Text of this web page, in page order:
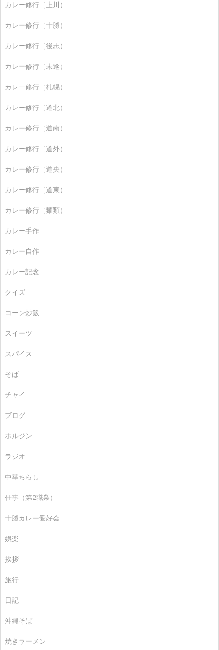
カレー修行（上川）
カレー修行（十勝）
カレー修行（後志）
カレー修行（未遂）
カレー修行（札幌）
カレー修行（道北）
カレー修行（道南）
カレー修行（道外）
カレー修行（道央）
カレー修行（道東）
カレー修行（麺類）
カレー手作
カレー自作
カレー記念
クイズ
コーン炒飯
スイーツ
スパイス
そば
チャイ
ブログ
ホルジン
ラジオ
中華ちらし
仕事（第2職業）
十勝カレー愛好会
娯楽
挨拶
旅行
日記
沖縄そば
焼きラーメン